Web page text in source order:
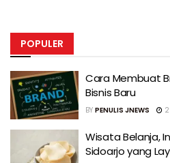
POPULER
Cara Membuat
Bisnis Baru
BY PENULIS JNEWS
Wisata Belanja,
Sidoarjo yang